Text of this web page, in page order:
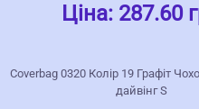
Ціна: 287.60
Coverbag 0320 Колір 19 Графіт
дайвінг S